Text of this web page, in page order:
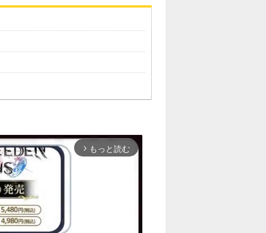
arrow_forward_ios もっと読む